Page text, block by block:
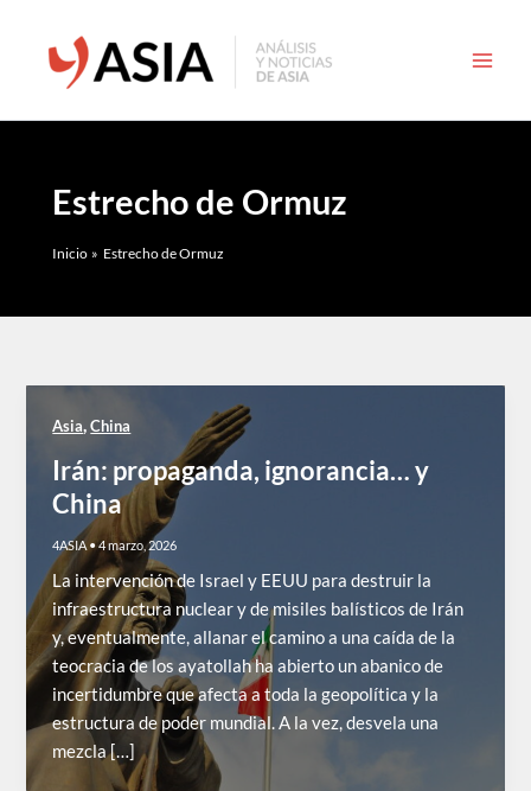
contenido
Estrecho de Ormuz
Inicio Estrecho de Ormuz
Asia,China
Irán: propaganda, ignorancia… y
China
4ASIA •4 marzo, 2026
La intervención de Israel y EEUU para destruir la
infraestructura nuclear y de misiles balísticos de Irán
y, eventualmente, allanar el camino a una caída de la
teocracia de los ayatollah ha abierto un abanico de
incertidumbre que afecta a toda la geopolítica y la
estructura de poder mundial. A la vez, desvela una
mezcla […]